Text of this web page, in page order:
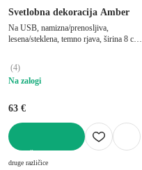
Svetlobna dekoracija Amber
Na USB, namizna/prenosljiva,
lesena/steklena, temno rjava, širina 8 cm,
(4)
Na zalogi
63 €
druge različice